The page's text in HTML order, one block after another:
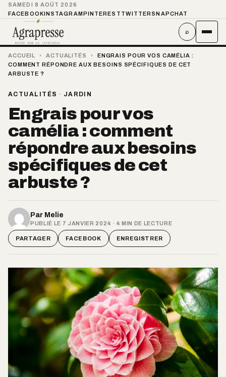
SAMEDI 8 AOÛT 2026
FACEBOOKINSTAGRAMPINTEREST TWITTER SNAPCHAT
⌕
ACCUEIL › ACTUALITÉS ›
ENGRAIS POUR VOS CAMÉLIA :
COMMENT RÉPONDRE AUX BESOINS SPÉCIFIQUES DE CET
ARBUSTE ?
ACTUALITÉS · JARDIN
Engrais pour vos
camélia : comment
répondre aux besoins
spécifiques de cet
arbuste ?
Par Melie
PUBLIÉ LE 7 JANVIER 2024 · 4 MIN DE LECTURE
PARTAGER FACEBOOK ENREGISTRER